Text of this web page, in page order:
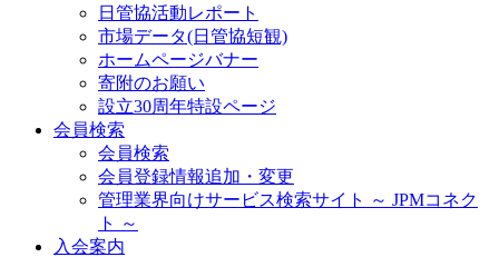
日管協活動レポート
市場データ(日管協短観)
ホームページバナー
寄附のお願い
設立30周年特設ページ
会員検索
会員検索
会員登録情報追加・変更
管理業界向けサービス検索サイト ～ JPMコネク
ト ～
入会案内